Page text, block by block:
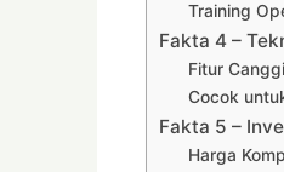
Training
Fakta 4 –
Fitur
Cocok
Fakta 5 –
Harga